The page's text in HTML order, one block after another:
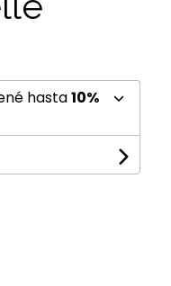
hasta10%